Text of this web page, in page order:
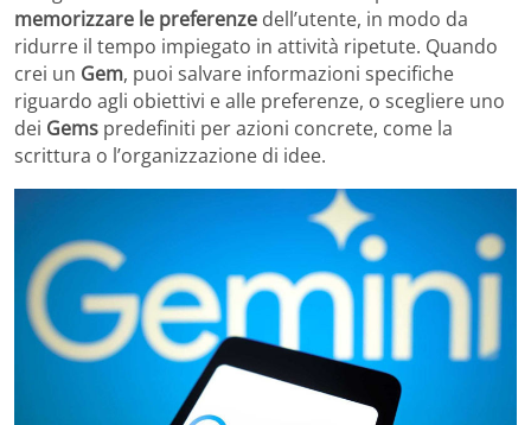
memorizzare le preferenze dell’utente, in modo da
ridurre il tempo impiegato in attività ripetute. Quando
crei un Gem, puoi salvare informazioni specifiche
riguardo agli obiettivi e alle preferenze, o scegliere uno
dei Gems predefiniti per azioni concrete, come la
scrittura o l’organizzazione di idee.